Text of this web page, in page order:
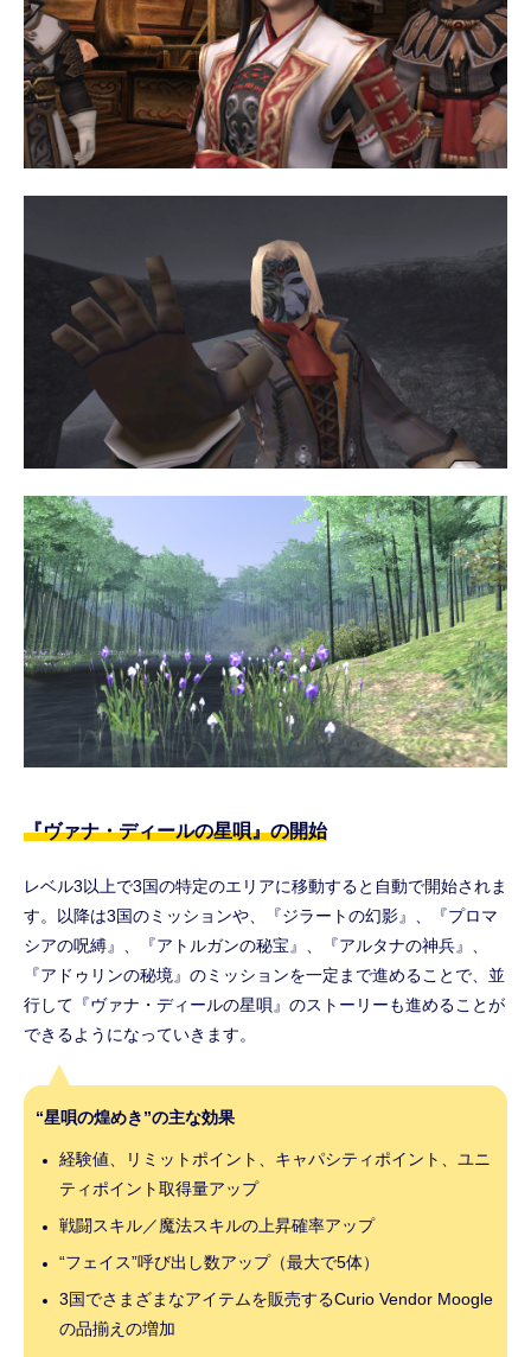
『ヴァナ・ディールの星唄』の開始
レベル3以上で3国の特定のエリアに移動すると自動で開始されま
す。以降は3国のミッションや、『ジラートの幻影』、『プロマ
シアの呪縛』、『アトルガンの秘宝』、『アルタナの神兵』、
『アドゥリンの秘境』のミッションを一定まで進めることで、並
行して『ヴァナ・ディールの星唄』のストーリーも進めることが
できるようになっていきます。
“星唄の煌めき”の主な効果
経験値、リミットポイント、キャパシティポイント、ユニ
ティポイント取得量アップ
戦闘スキル／魔法スキルの上昇確率アップ
“フェイス”呼び出し数アップ（最大で5体）
3国でさまざまなアイテムを販売するCurio Vendor Moogle
の品揃えの増加